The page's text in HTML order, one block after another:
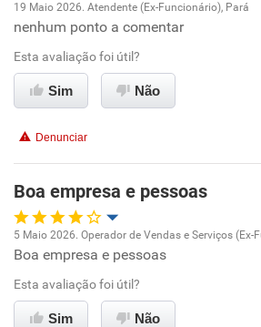
Oportunidade de promoção
Ambiente de trabalho
Benefícios
Recomenda esta empresa
19 Maio 2026. Atendente (Ex-Funcionário), Pará
nenhum ponto a comentar
Esta avaliação foi útil?
Sim Não
Denunciar
Boa empresa e pessoas
Oportunidade de promoção
Ambiente de trabalho
5 Maio 2026. Operador de Vendas e Serviços (Ex-
Boa empresa e pessoas
Esta avaliação foi útil?
Sim Não